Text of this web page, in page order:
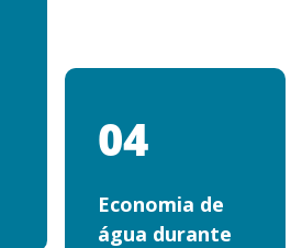
04
Economia de
água durante